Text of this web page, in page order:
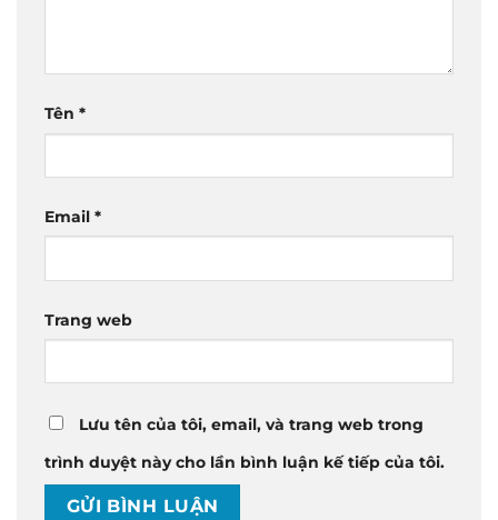
Tên *
Email *
Trang web
Lưu tên của tôi, email, và trang web trong
trình duyệt này cho lần bình luận kế tiếp của tôi.